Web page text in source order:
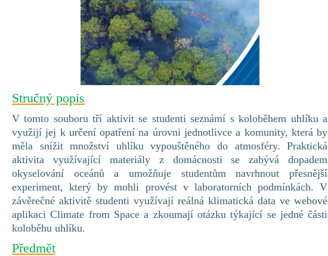
Stručný popis
V tomto souboru tří aktivit se studenti seznámí s koloběhem uhlíku a
využijí jej k určení opatření na úrovni jednotlivce a komunity, která by
měla snížit množství uhlíku vypouštěného do atmosféry. Praktická
aktivita využívající materiály z domácnosti se zabývá dopadem
okyselování oceánů a umožňuje studentům navrhnout přesnější
experiment, který by mohli provést v laboratorních podmínkách. V
závěrečné aktivitě studenti využívají reálná klimatická data ve webové
aplikaci Climate from Space a zkoumají otázku týkající se jedné části
koloběhu uhlíku.
Předmět